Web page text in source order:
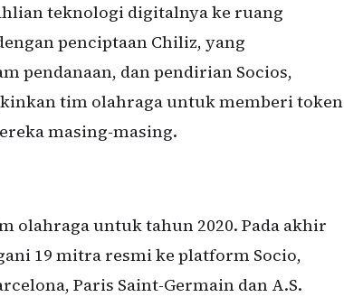
teknologi digitalnya ke ruang
penciptaan Chiliz, yang
pendanaan, dan pendirian Socios,
tim olahraga untuk memberi token
masing-masing.
olahraga untuk tahun 2020. Pada akhir
19 mitra resmi ke platform Socio,
​​Paris Saint-Germain dan A.S.